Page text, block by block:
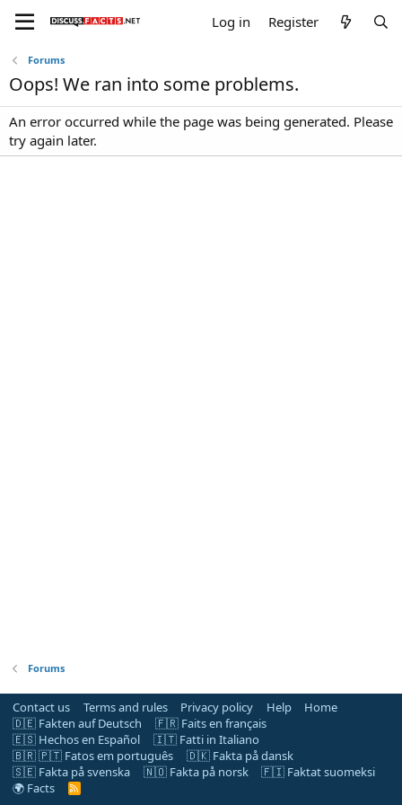
Log in Register
Forums
Oops! We ran into some problems.
An error occurred while the page was being generated. Please
try again later.
Forums
Contact us Terms and rules Privacy policy Help
Home
🇩🇪 Fakten auf Deutsch
🇫🇷 Faits en français
🇪🇸 Hechos en Español
🇮🇹 Fatti in Italiano
🇧🇷 🇵🇹 Fatos em português
🇩🇰 Fakta på dansk
🇸🇪 Fakta på svenska
🇳🇴 Fakta på norsk
🇫🇮 Faktat suomeksi
🌍 Facts
R